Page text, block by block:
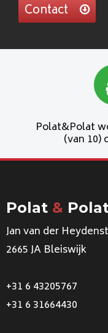
Contact
Polat&Polat
(van 10)
Polat &
Jan van der
2665 JA Bleiswijk
+31 6 43205767
+31 6 31664430